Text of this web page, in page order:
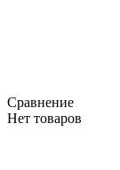
Сравнение
Нет товаров